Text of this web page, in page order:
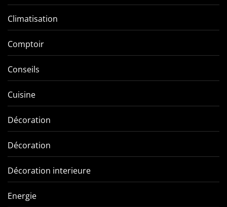
Climatisation
Comptoir
Conseils
Cuisine
Décoration
Décoration
Décoration interieure
Energie